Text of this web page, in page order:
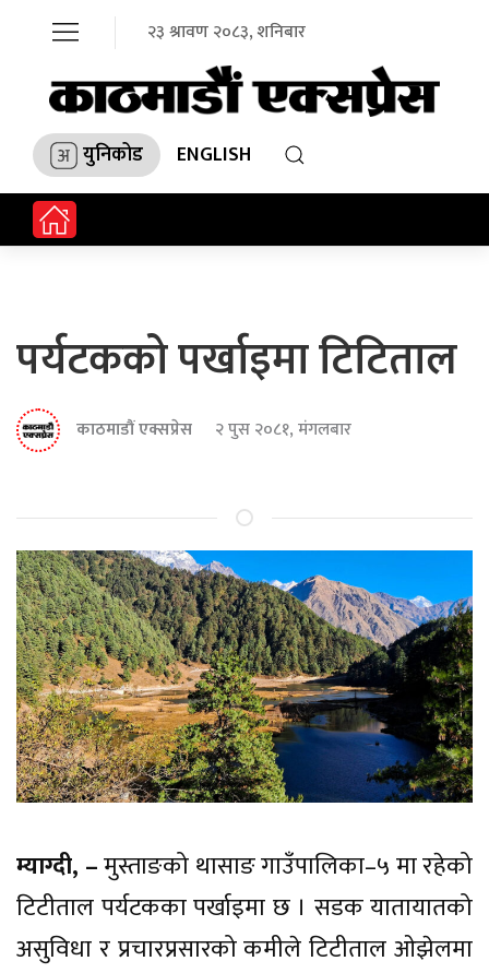
२३ श्रावण २०८३, शनिबार
युनिकोड ENGLISH
पर्यटकको पर्खाइमा टिटिताल
काठमाडौं एक्सप्रेस २ पुस २०८१, मंगलबार
म्याग्दी, –मुस्ताङको थासाङ गाउँपालिका–५ मा रहेको
टिटीताल पर्यटकका पर्खाइमा छ । सडक यातायातको
असुविधा र प्रचारप्रसारको कमीले टिटीताल ओझेलमा